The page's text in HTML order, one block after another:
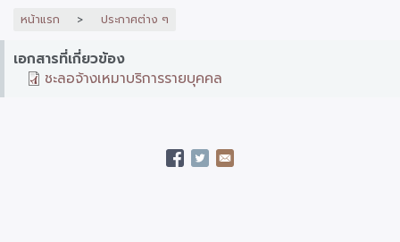
หน้าแรก ประกาศต่าง ๆ
เอกสารที่เกี่ยวข้อง
ชะลอจ้างเหมาบริการรายบุคคล